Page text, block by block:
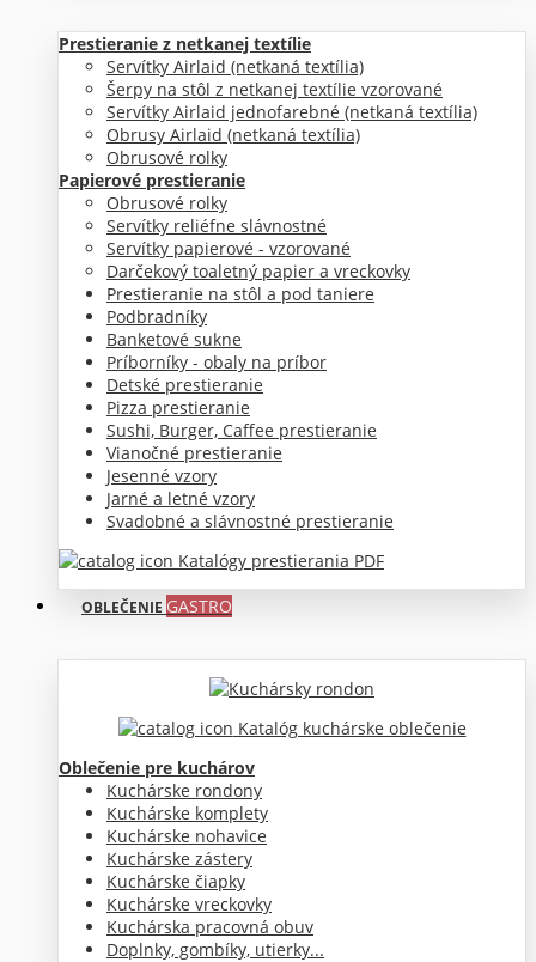
Prestieranie z netkanej textílie
Servítky Airlaid (netkaná textília)
Šerpy na stôl z netkanej textílie vzorované
Servítky Airlaid jednofarebné (netkaná textília)
Obrusy Airlaid (netkaná textília)
Obrusové rolky
Papierové prestieranie
Obrusové rolky
Servítky reliéfne slávnostné
Servítky papierové - vzorované
Darčekový toaletný papier a vreckovky
Prestieranie na stôl a pod taniere
Podbradníky
Banketové sukne
Príborníky - obaly na príbor
Detské prestieranie
Pizza prestieranie
Sushi, Burger, Caffee prestieranie
Vianočné prestieranie
Jesenné vzory
Jarné a letné vzory
Svadobné a slávnostné prestieranie
Katalógy prestierania PDF
OBLEČENIE GASTRO
Katalóg kuchárske oblečenie
Oblečenie pre kuchárov
Kuchárske rondony
Kuchárske komplety
Kuchárske nohavice
Kuchárske zástery
Kuchárske čiapky
Kuchárske vreckovky
Kuchárska pracovná obuv
Doplnky, gombíky, utierky...